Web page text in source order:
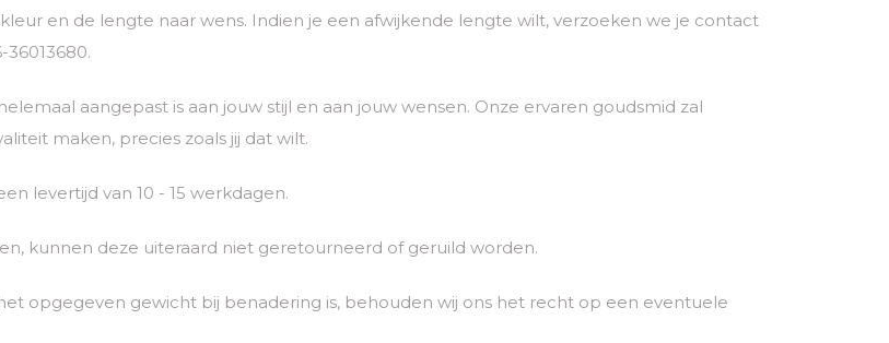
en de lengte naar wens. Indien je een afwijkende lengte wilt, verzoeken we je contact
aangepast is aan jouw stijl en aan jouw wensen. Onze ervaren goudsmid zal
maken, precies zoals jij dat wilt.
levertijd van 10 - 15 werkdagen.
kunnen deze uiteraard niet geretourneerd of geruild worden.
opgegeven gewicht bij benadering is, behouden wij ons het recht op een eventuele